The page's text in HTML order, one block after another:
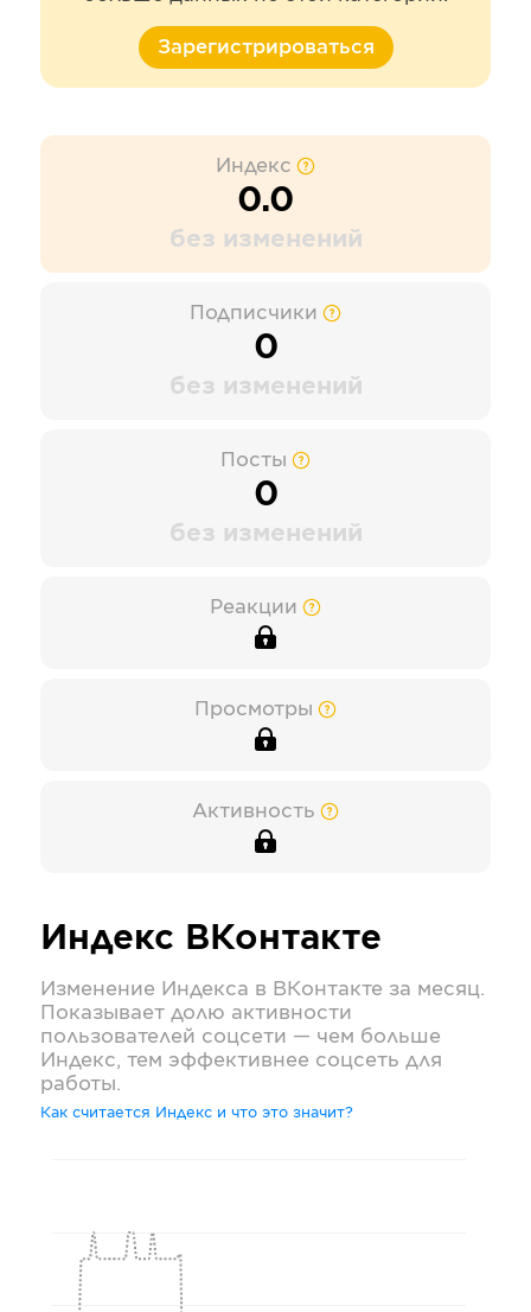
Зарегистрироваться
Индекс
0.0
без изменений
Подписчики
0
без изменений
Посты
0
без изменений
Реакции
Просмотры
Активность
Индекс ВКонтакте
Изменение Индекса в ВКонтакте за месяц.
Показывает долю активности
пользователей соцсети — чем больше
Индекс, тем эффективнее соцсеть для
работы.
Как считается Индекс и что это значит?